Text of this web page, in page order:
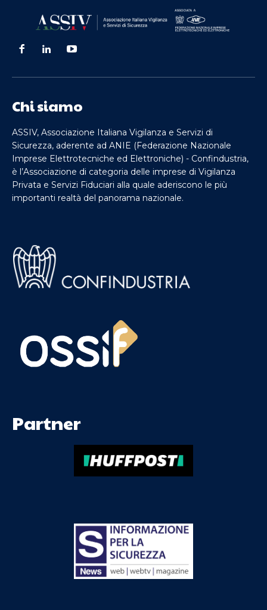
Chi siamo
ASSIV, Associazione Italiana Vigilanza e Servizi di
Sicurezza, aderente ad ANIE (Federazione Nazionale
Imprese Elettrotecniche ed Elettroniche) - Confindustria,
è l’Associazione di categoria delle imprese di Vigilanza
Privata e Servizi Fiduciari alla quale aderiscono le più
importanti realtà del panorama nazionale.
Partner